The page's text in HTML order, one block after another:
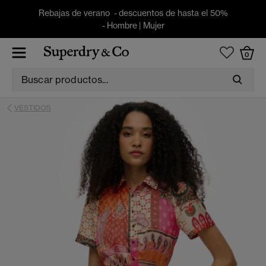
Rebajas de verano - descuentos de hasta el 50%
- Hombre| Mujer
0
VESTIDOS